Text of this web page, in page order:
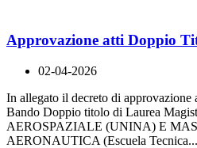
Approvazione atti Doppio
02-04-2026
In allegato il decreto di approvazione
Bando Doppio titolo di Laurea
AEROSPAZIALE (UNINA) E
AERONAUTICA (Escuela